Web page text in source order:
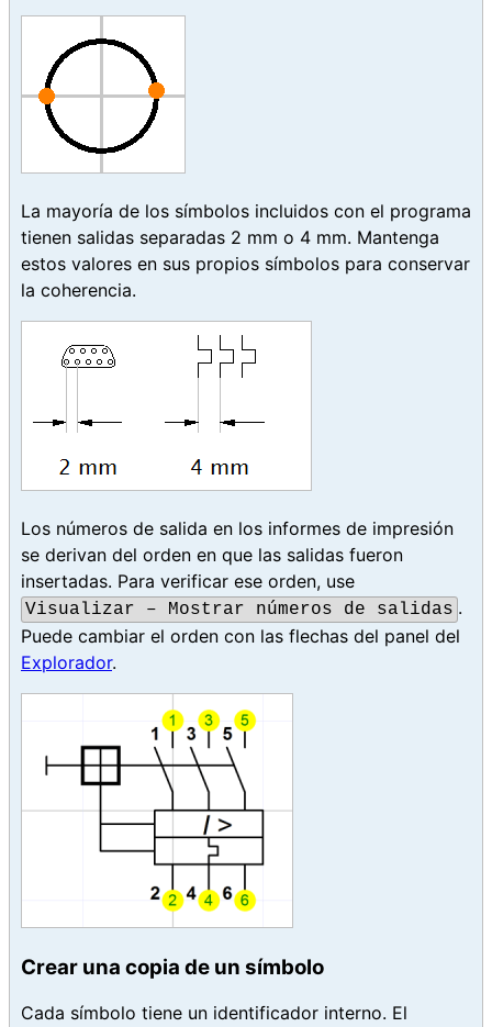
La mayoría de los símbolos incluidos con el programa
tienen salidas separadas 2 mm o 4 mm. Mantenga
estos valores en sus propios símbolos para conservar
la coherencia.
Los números de salida en los informes de impresión
se derivan del orden en que las salidas fueron
insertadas. Para verificar ese orden, use
Visualizar – Mostrar números de salidas .
Puede cambiar el orden con las flechas del panel del
Explorador.
Crear una copia de un símbolo
Cada símbolo tiene un identificador interno. El